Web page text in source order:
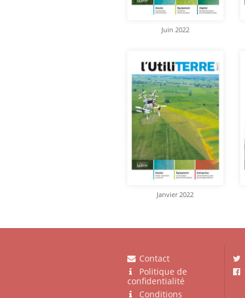
Juin 2022
Janvier 2022
Contact
Politique de
confidentialité
Conditions